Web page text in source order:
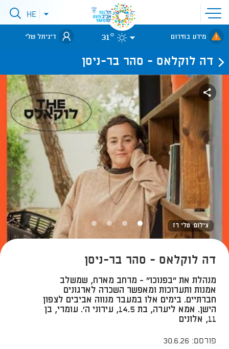
פתיחת
תפריט
אתר
לאתר עיריית
תל-אביב
פתיחתHE
מידע בחירום 31° דיגיתל שלי
דה לוקלאס - סהר בר-ניסן
צילום: טלי רז
דה לוקלאס - סהר בר-ניסן
מנהלת את "בפנוכו" - מרחב מארח, שמשלב
אמנות ותערוכות ומאפשר השכרה לארגונים
חברתיים. בימים אלו במעבר מנווה אביבים לצפון
הישן. אמא ליערה, בת 14.5, עירוני ה'. עומרי, בן
11, אלונים
פורסם: 30.6.26